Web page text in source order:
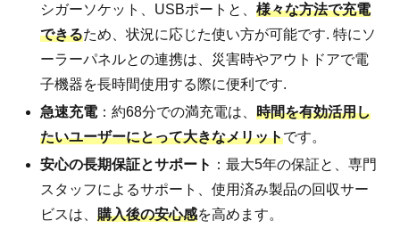
シガーソケット、USBポートと、様々な方法で充電
できるため、状況に応じた使い方が可能です. 特にソ
ーラーパネルとの連携は、災害時やアウトドアで電
子機器を長時間使用する際に便利です.
急速充電：約68分での満充電は、時間を有効活用し
たいユーザーにとって大きなメリットです。
安心の長期保証とサポート ：最大5年の保証と、専門
スタッフによるサポート、使用済み製品の回収サー
ビスは、購入後の安心感を高めます。